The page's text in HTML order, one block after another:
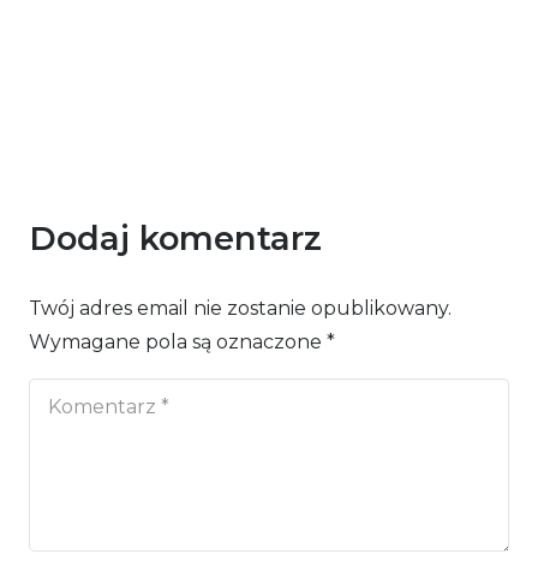
Dodaj komentarz
Twój adres email nie zostanie opublikowany.
Wymagane pola są oznaczone *